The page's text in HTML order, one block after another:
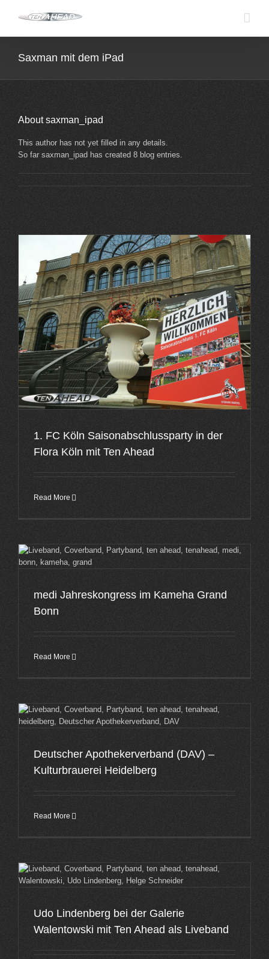
Saxman mit dem iPad
Aboutsaxman_ipad
This author has not yet filled in any details.
So far saxman_ipad has created 8 blog entries.
1. FC Köln Saisonabschlussparty in der
Flora Köln mit Ten Ahead
Read More
medi Jahreskongress im Kameha Grand
Bonn
Read More
Deutscher Apothekerverband (DAV) –
Kulturbrauerei Heidelberg
Read More
Udo Lindenberg bei der Galerie
Walentowski mit Ten Ahead als Liveband